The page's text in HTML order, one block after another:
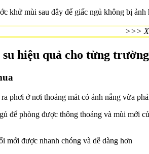
khử mùi sau đây để giấc ngủ không bị
>>>
hiệu quả cho từng
phơi ở nơi thoáng mát có ánh nắng vừa
để phòng được thông thoáng và mùi mới
mới được nhanh chóng và dễ dàng hơn